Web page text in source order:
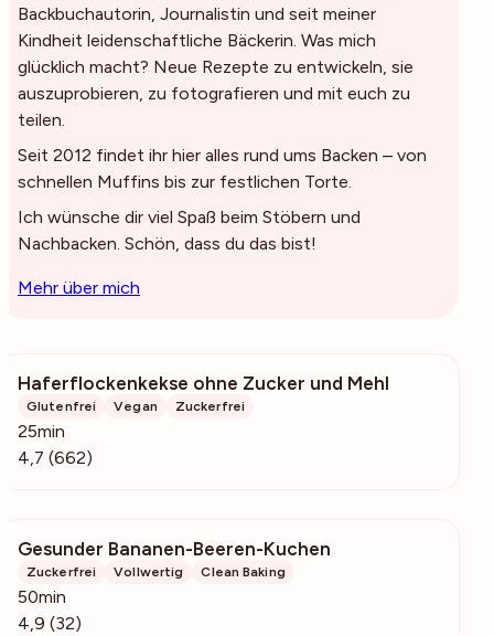
Backbuchautorin, Journalistin und seit meiner
Kindheit leidenschaftliche Bäckerin. Was mich
glücklich macht? Neue Rezepte zu entwickeln, sie
auszuprobieren, zu fotografieren und mit euch zu
teilen.
Seit 2012 findet ihr hier alles rund ums Backen – von
schnellen Muffins bis zur festlichen Torte.
Ich wünsche dir viel Spaß beim Stöbern und
Nachbacken. Schön, dass du das bist!
Mehr über mich
Haferflockenkekse ohne Zucker und Mehl
Glutenfrei Vegan Zuckerfrei
25min
4,7 (662)
Gesunder Bananen-Beeren-Kuchen
Zuckerfrei Vollwertig Clean Baking
50min
4,9 (32)